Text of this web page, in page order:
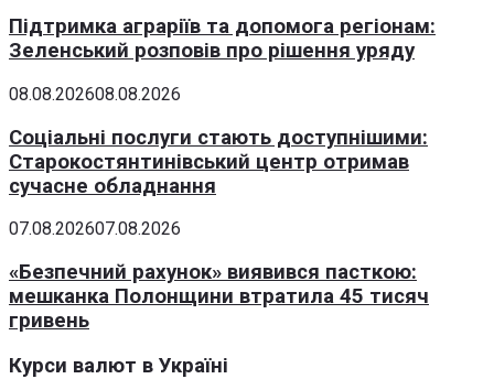
Підтримка аграріїв та допомога регіонам:
Зеленський розповів про рішення уряду
08.08.202608.08.2026
Соціальні послуги стають доступнішими:
Старокостянтинівський центр отримав
сучасне обладнання
07.08.202607.08.2026
«Безпечний рахунок» виявився пасткою:
мешканка Полонщини втратила 45 тисяч
гривень
Курси валют в Україні